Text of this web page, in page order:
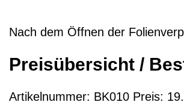
Nach dem Öffnen der
Preisübersicht /
Artikelnummer: BK010 Preis: